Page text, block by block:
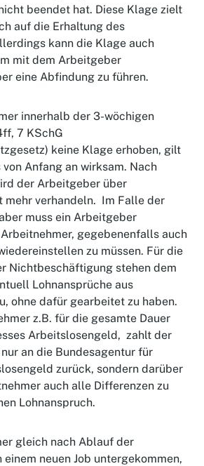
beendet hat. Diese Klage zielt
auf die Erhaltung des
kann die Klage auch
mit dem Arbeitgeber
eine Abfindung zu führen.
innerhalb der 3-wöchigen
7 KSchG
keine Klage erhoben, gilt
Anfang an wirksam. Nach
der Arbeitgeber über
mehr verhandeln. Im Falle der
muss ein Arbeitgeber
gegebenenfalls auch
zu müssen. Für die
Nichtbeschäftigung stehen dem
Lohnansprüche aus
ohne dafür gearbeitet zu haben.
z.B. für die gesamte Dauer
Arbeitslosengeld, zahlt der
an die Bundesagentur für
zurück, sondern darüber
auch alle Differenzen zu
Lohnanspruch.
gleich nach Ablauf der
neuen Job untergekommen,